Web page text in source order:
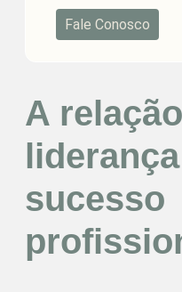
Fale Conosco
A
sucesso